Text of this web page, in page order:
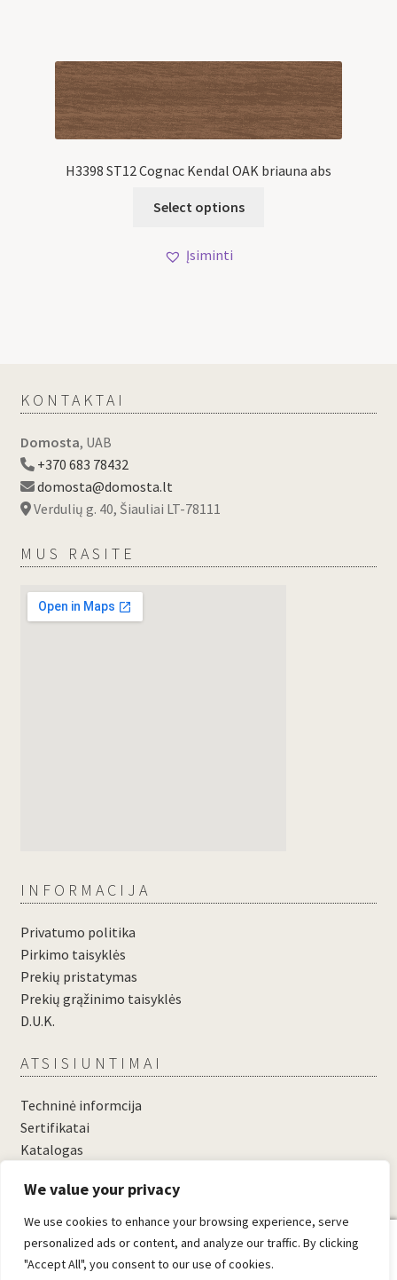
We value your privacy
We use cookies to enhance your browsing experience, serve
personalized ads or content, and analyze our traffic. By clicking
"Accept All", you consent to our use of cookies.
H3398 ST12 Cognac Kendal OAK briauna abs
Select options
Įsiminti
KONTAKTAI
Domosta, UAB
+370 683 78432
domosta@domosta.lt
Verdulių g. 40, Šiauliai LT-78111
MUS RASITE
INFORMACIJA
Privatumo politika
Pirkimo taisyklės
Prekių pristatymas
Prekių grąžinimo taisyklės
D.U.K.
ATSISIUNTIMAI
Techninė informcija
Sertifikatai
Katalogas
....
© Domosta.lt 2026
0